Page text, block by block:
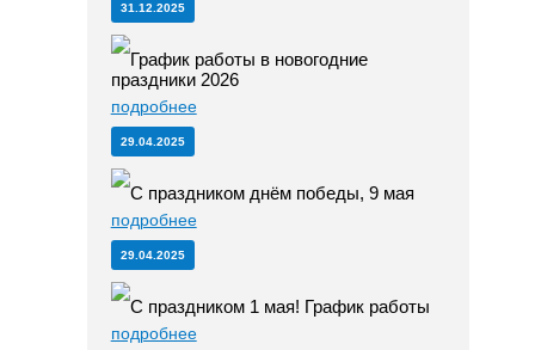
31.12.2025
График работы в новогодние
праздники 2026
подробнее
29.04.2025
С праздником днём победы, 9 мая
подробнее
29.04.2025
С праздником 1 мая! График работы
подробнее